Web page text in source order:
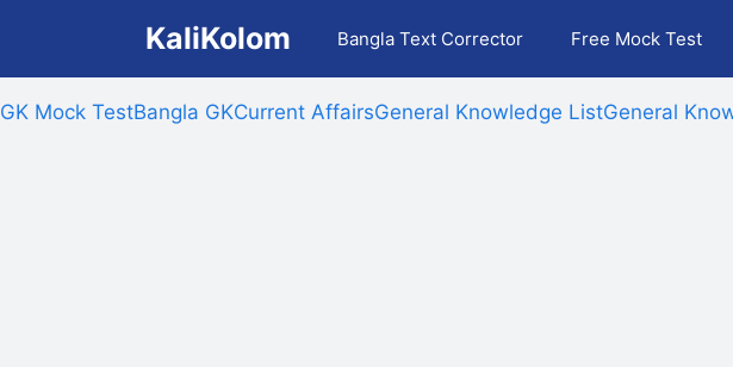
content
KaliKolom Bangla Text Corrector Free Mock Test
GK Mock TestBangla GKCurrent AffairsGeneral Knowledge ListGeneral